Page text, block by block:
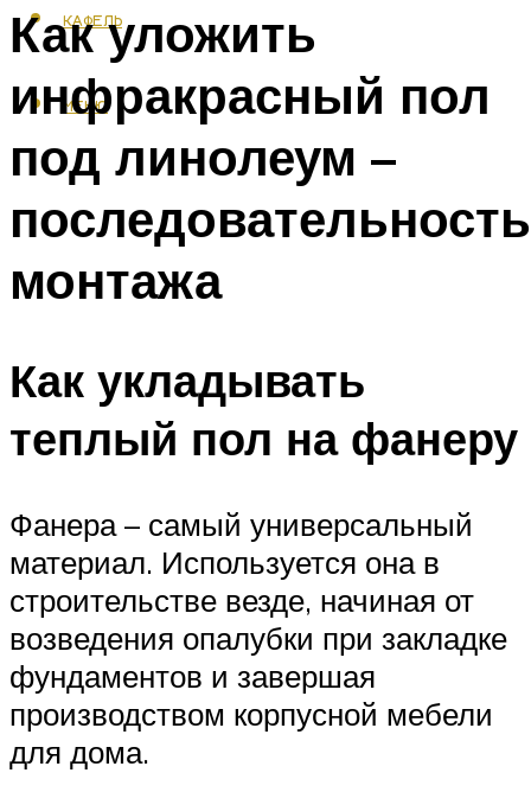
КАФЕЛЬ
МЕНЮ
Как уложить
инфракрасный пол
под линолеум –
последовательность
монтажа
Как укладывать
теплый пол на фанеру
Фанера – самый универсальный
материал. Используется она в
строительстве везде, начиная от
возведения опалубки при закладке
фундаментов и завершая
производством корпусной мебели
для дома.